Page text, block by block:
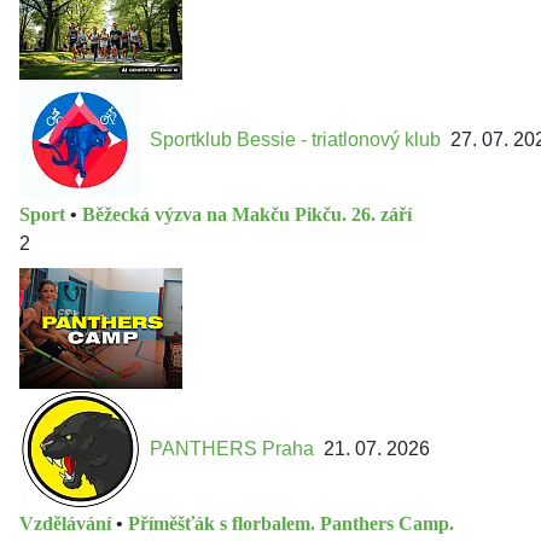
Sportklub Bessie - triatlonový klub 27. 07.
Sport • Běžecká výzva na Makču Pikču. 26. září
2
PANTHERS Praha 21. 07. 2026
Vzdělávání • Příměšťák s florbalem. Panthers Camp.